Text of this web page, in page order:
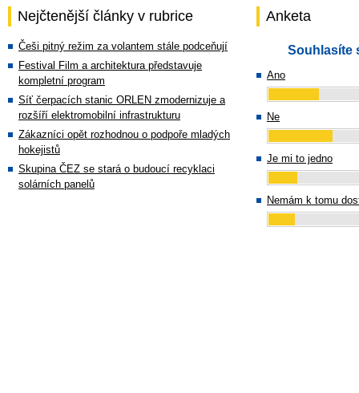
Nejčtenější články v rubrice
Češi pitný režim za volantem stále podceňují
Festival Film a architektura představuje
kompletní program
Síť čerpacích stanic ORLEN zmodernizuje a
rozšíří elektromobilní infrastrukturu
Zákazníci opět rozhodnou o podpoře mladých
hokejistů
Skupina ČEZ se stará o budoucí recyklaci
solárních panelů
Anketa
Souhlasíte
Ano
Ne
Je mi to jedno
Nemám k tomu